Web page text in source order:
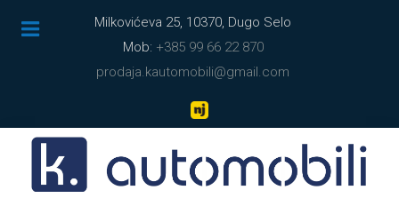
Milkovićeva 25, 10370, Dugo Selo
Mob: +385 99 66 22 870
prodaja.kautomobili@gmail.com